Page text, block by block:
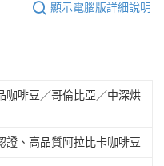
顯示電腦版詳細說明
咖啡豆／哥倫比亞／中深烘
證、高品質阿拉比卡咖啡豆